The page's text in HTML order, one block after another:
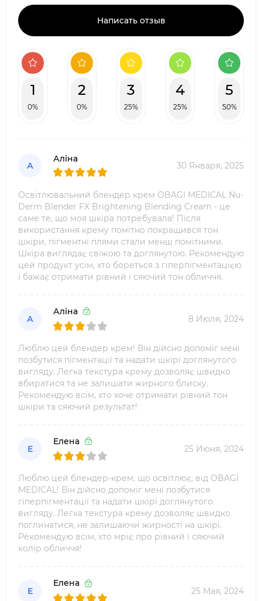
Написать отзыв
1
0%
2
0%
3
25%
4
25%
5
50%
А
Аліна
30 Января, 2025
Освітлювальний блендер крем OBAGI MEDICAL Nu-
Derm Blender FX Brightening Blending Cream - це
саме те, що моя шкіра потребувала! Після
використання крему помітно покращився тон
шкіри, пігментні плями стали менш помітними.
Шкіра виглядає свіжою та доглянутою. Рекомендую
цей продукт усім, хто бореться з гіперпігментацією
і бажає отримати рівний і сяючий тон обличчя.
А
Аліна
8 Июля, 2024
Люблю цей блендер крем! Він дійсно допоміг мені
позбутися пігментації та надати шкірі доглянутого
вигляду. Легка текстура крему дозволяє швидко
вбиратися та не залишати жирного блиску.
Рекомендую всім, хто хоче отримати рівний тон
шкіри та сяючий результат!
Е
Елена
25 Июня, 2024
Люблю цей блендер-крем, що освітлює, від OBAGI
MEDICAL! Він дійсно допоміг мені позбутися
гіперпігментації та надати шкірі доглянутого
вигляду. Легка текстура крему дозволяє швидко
поглинатися, не залишаючи жирності на шкірі.
Рекомендую всім, хто мріє про рівний і сяючий
колір обличчя!
Е
Елена
25 Мая, 2024